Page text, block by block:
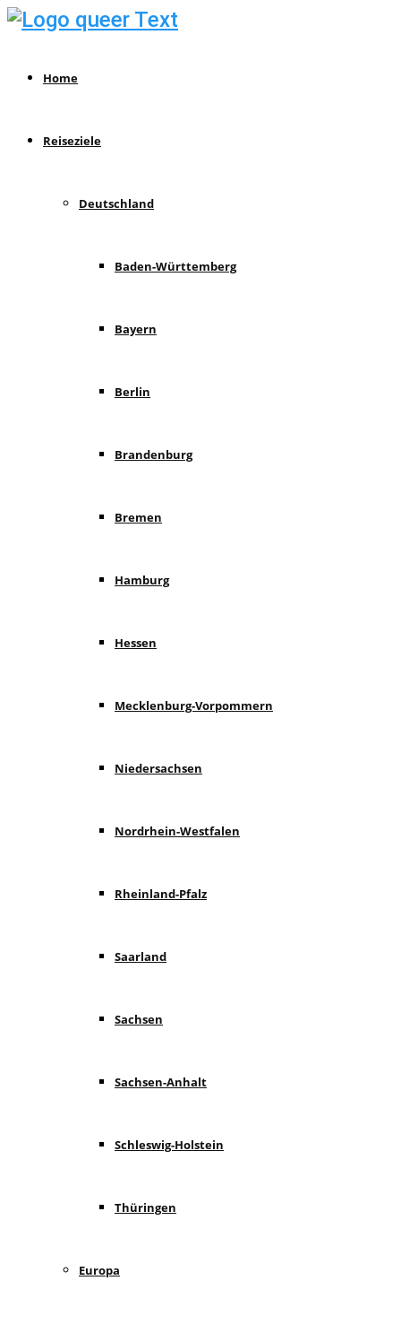
Home
Reiseziele
Deutschland
Baden-Württemberg
Bayern
Berlin
Brandenburg
Bremen
Hamburg
Hessen
Mecklenburg-Vorpommern
Niedersachsen
Nordrhein-Westfalen
Rheinland-Pfalz
Saarland
Sachsen
Sachsen-Anhalt
Schleswig-Holstein
Thüringen
Europa